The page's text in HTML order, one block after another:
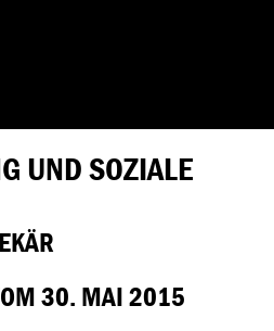
UND SOZIALE
30. MAI 2015